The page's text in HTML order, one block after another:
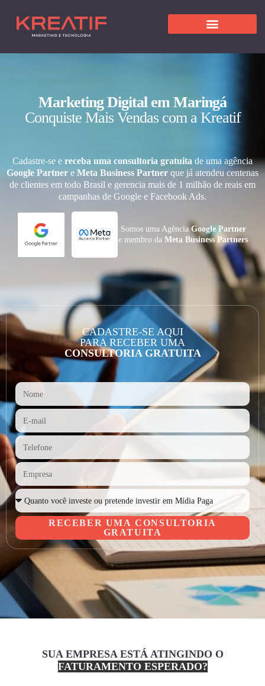
Marketing Digital em Maringá
Conquiste Mais Vendas com a Kreatif
Cadastre-se e receba uma consultoria gratuita de uma agência
Google Partner e Meta Business Partner que já atendeu centenas
de clientes em todo Brasil e gerencia mais de 1 milhão de reais em
campanhas de Google e Facebook Ads.
Somos uma AgênciaGoogle Partner
e membro daMeta Business Partners
CADASTRE-SE AQUI
PARA RECEBER UMA
CONSULTORIA GRATUITA
RECEBER UMA CONSULTORIA
GRATUITA
SUA EMPRESA ESTÁ ATINGINDO O
FATURAMENTO ESPERADO?